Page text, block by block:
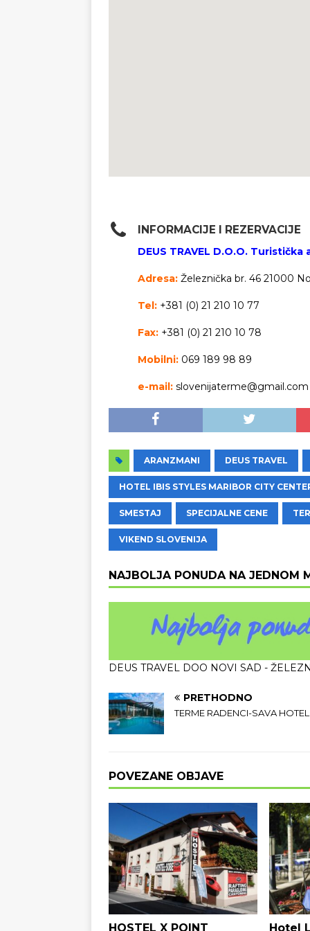
INFORMACIJE I REZERVACIJE
DEUS TRAVEL D.O.O. Turistička
Adresa: Železnička br. 46 21000
Tel: +381 (0) 21 210 10 77
Fax: +381 (0) 21 210 10 78
Mobilni: 069 189 98 89
e-mail: slovenijaterme@gmail.com
ARANZMANI DEUS TRAVEL
HOTEL IBIS STYLES MARIBOR CITY
SMESTAJ SPECIJALNE CENE
VIKEND SLOVENIJA
NAJBOLJA PONUDA NA JEDNOM
DEUS TRAVEL DOO NOVI SAD -
PRETHODNO
TERME RADENCI-SAVA
POVEZANE OBJAVE
HOSTEL X POINT Hotel